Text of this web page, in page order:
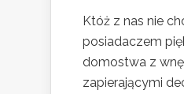
Któż z nas nie
posiadaczem
domostwa z
zapierającymi